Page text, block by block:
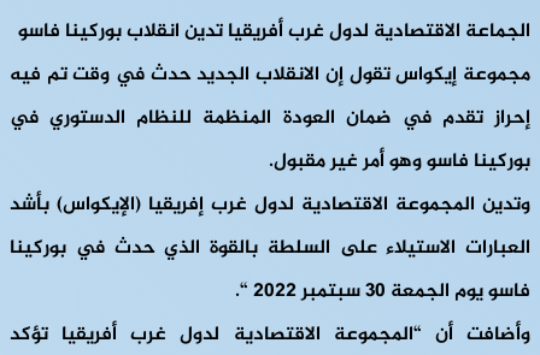
الجماعة الاقتصادية لدول غرب أفريقيا تدين انقلاب بوركينا فاسو
مجموعة إيكواس تقول إن الانقلاب الجديد حدث في وقت تم فيه
إحراز تقدم في ضمان العودة المنظمة للنظام الدستوري في
بوركينا فاسو وهو أمر غير مقبول.
وتدين المجموعة الاقتصادية لدول غرب إفريقيا (الإيكواس) بأشد
العبارات الاستيلاء على السلطة بالقوة الذي حدث في بوركينا
فاسو يوم الجمعة 30 سبتمبر 2022 “.
وأضافت أن “المجموعة الاقتصادية لدول غرب أفريقيا تؤكد